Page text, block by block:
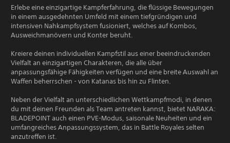
Erlebe eine einzigartige Kampferfahrung, die flüssige Bewegungen
in einem ausgedehnten Umfeld mit einem tiefgründigen und
intensiven Nahkampfsystem fusioniert, welches auf Kombos,
Ausweichmanövern und Konter beruht.
Kreiere deinen individuellen Kampfstil aus einer beeindruckenden
Vielfalt an einzigartigen Charakteren, die alle über
anpassungsfähige Fähigkeiten verfügen und eine breite Auswahl an
Waffen beherrschen - von Katanas bis hin zu Flinten.
Neben der Vielfalt an unterschiedlichen Wettkampfmodi, in denen
du mit deinen Freunden als Team antreten kannst, bietet NARAKA:
BLADEPOINT auch einen PVE-Modus, saisonale Neuheiten und ein
umfangreiches Anpassungssystem, das in Battle Royales selten
anzutreffen ist.